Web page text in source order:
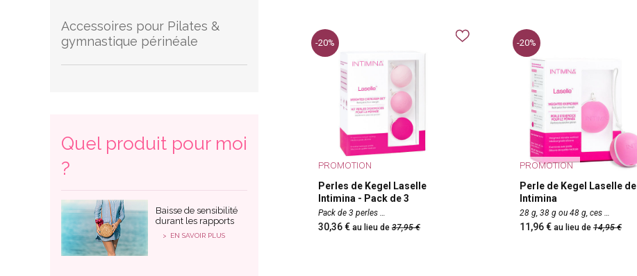
-20%
PROMOTION
Perles de Kegel Laselle
Intimina - Pack de 3
Pack de 3 perles
30,36 au lieu de 37,95
-20%
PROMOTION
Perle de Kegel Laselle de
Intimina
28 g, 38 g ou 48 g, ces
11,96 au lieu de 14,95
Accessoires pour Pilates &
gymnastique périnéale
Quel produit pour moi
?
Baisse de sensibilité
durant les rapports
EN SAVOIR PLUS